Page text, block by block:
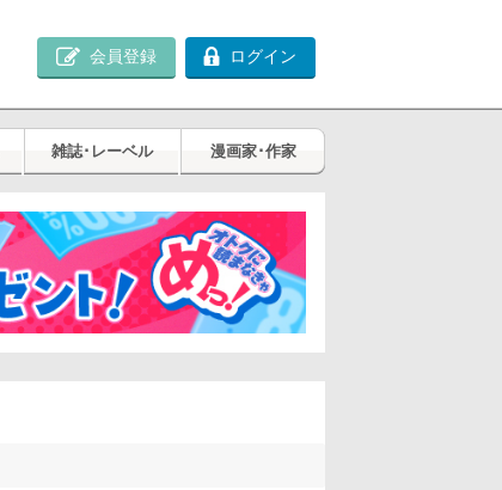
会員登録 ログイン
雑誌･レーベル 漫画家･作家